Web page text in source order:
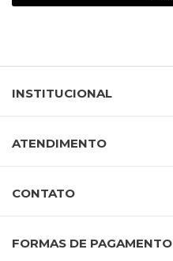
INSTITUCIONAL
ATENDIMENTO
CONTATO
FORMAS DE PAGAMENTO